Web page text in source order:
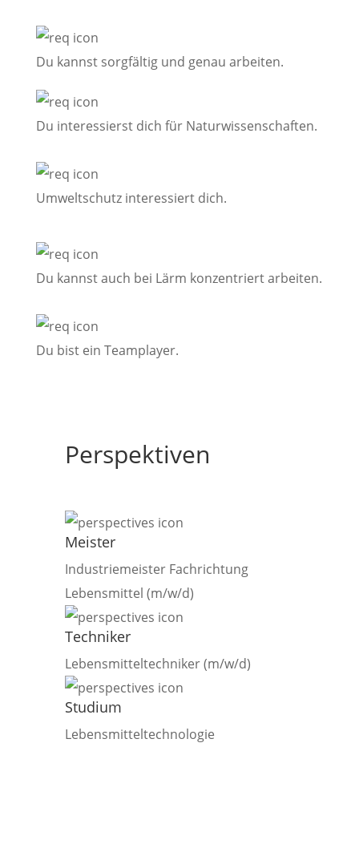
Du kannst sorgfältig und genau arbeiten.
Du interessierst dich für Naturwissenschaften.
Umweltschutz interessiert dich.
Du kannst auch bei Lärm konzentriert arbeiten.
Du bist ein Teamplayer.
Perspektiven
Meister
Industriemeister Fachrichtung
Lebensmittel (m/w/d)
Techniker
Lebensmitteltechniker (m/w/d)
Studium
Lebensmitteltechnologie